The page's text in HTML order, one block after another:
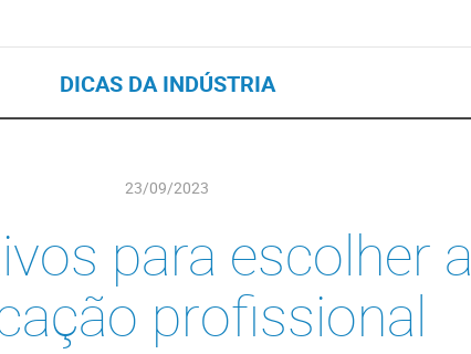
DICAS DA INDÚSTRIA
23/09/2023
para escolher a
profissional